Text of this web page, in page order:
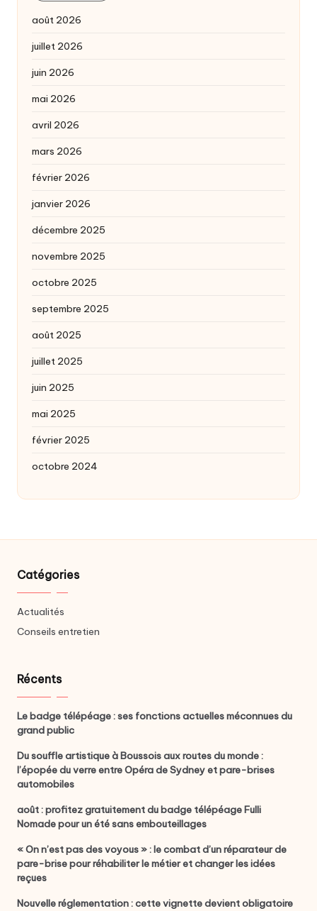
août 2026
juillet 2026
juin 2026
mai 2026
avril 2026
mars 2026
février 2026
janvier 2026
décembre 2025
novembre 2025
octobre 2025
septembre 2025
août 2025
juillet 2025
juin 2025
mai 2025
février 2025
octobre 2024
Catégories
Actualités
Conseils entretien
Récents
Le badge télépéage : ses fonctions actuelles méconnues du
grand public
Du souffle artistique à Boussois aux routes du monde :
l’épopée du verre entre Opéra de Sydney et pare-brises
automobiles
août : profitez gratuitement du badge télépéage Fulli
Nomade pour un été sans embouteillages
« On n’est pas des voyous » : le combat d’un réparateur de
pare-brise pour réhabiliter le métier et changer les idées
reçues
Nouvelle réglementation : cette vignette devient obligatoire